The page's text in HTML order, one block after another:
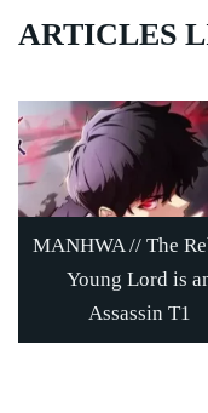
ARTICLES
MANHWA // The
Young Lord is
Assassin T1